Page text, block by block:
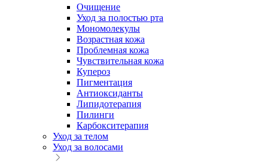
Очищение
Уход за полостью рта
Мономолекулы
Возрастная кожа
Проблемная кожа
Чувствительная кожа
Купероз
Пигментация
Антиоксиданты
Липидотерапия
Пилинги
Карбокситерапия
Уход за телом
Уход за волосами